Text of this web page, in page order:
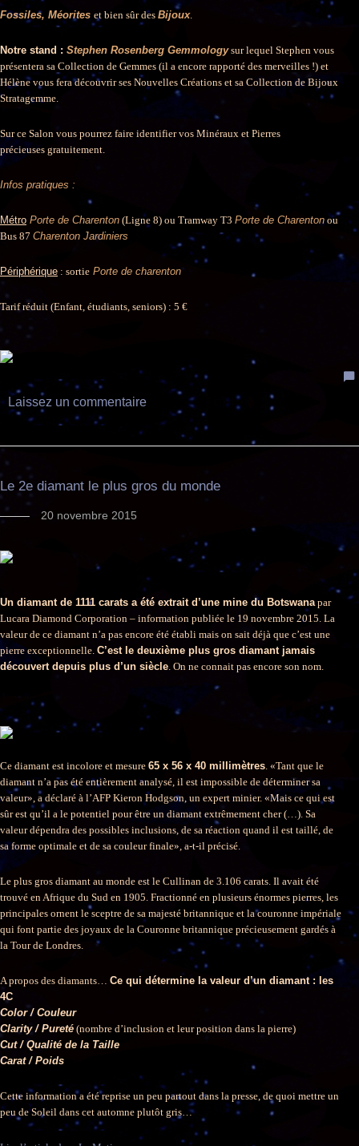
Fossiles, Méorites et bien sûr des Bijoux.
Notre stand : Stephen Rosenberg Gemmologysur lequel Stephen vous
présentera sa Collection de Gemmes (il a encore rapporté des merveilles !) et
Hélène vous fera découvrir ses Nouvelles Créations et sa Collection de Bijoux
Stratagemme.
Sur ce Salon vous pourrez faire identifier vos Minéraux et Pierres
précieuses gratuitement.
Infos pratiques :
Métro Porte de Charenton (Ligne 8) ou Tramway T3 Porte de Charenton ou
Bus 87 Charenton Jardiniers
Périphérique : sortie Porte de charenton
Tarif réduit (Enfant, étudiants, seniors) : 5 €
Laissez un commentaire
Le 2e diamant le plus gros du monde
20 novembre 2015
Un diamant de 1111 carats a été extrait d’une mine du Botswana par
Lucara Diamond Corporation – information publiée le 19 novembre 2015. La
valeur de ce diamant n’a pas encore été établi mais on sait déjà que c’est une
pierre exceptionnelle. C’est le deuxième plus gros diamant jamais
découvert depuis plus d’un siècle . On ne connait pas encore son nom.
Ce diamant est incolore et mesure 65 x 56 x 40 millimètres . «Tant que le
diamant n’a pas été entièrement analysé, il est impossible de déterminer sa
valeur», a déclaré à l’AFP Kieron Hodgson, un expert minier. «Mais ce qui est
sûr est qu’il a le potentiel pour être un diamant extrêmement cher (…). Sa
valeur dépendra des possibles inclusions, de sa réaction quand il est taillé, de
sa forme optimale et de sa couleur finale», a-t-il précisé.
Le plus gros diamant au monde est le Cullinan de 3.106 carats. Il avait été
trouvé en Afrique du Sud en 1905. Fractionné en plusieurs énormes pierres, les
principales ornent le sceptre de sa majesté britannique et la couronne impériale
qui font partie des joyaux de la Couronne britannique précieusement gardés à
la Tour de Londres.
A propos des diamants… Ce qui détermine la valeur d’un diamant : les
4C
Color / Couleur
Clarity / Pureté (nombre d’inclusion et leur position dans la pierre)
Cut / Qualité de la Taille
Carat / Poids
Cette information a été reprise un peu partout dans la presse, de quoi mettre un
peu de Soleil dans cet automne plutôt gris…